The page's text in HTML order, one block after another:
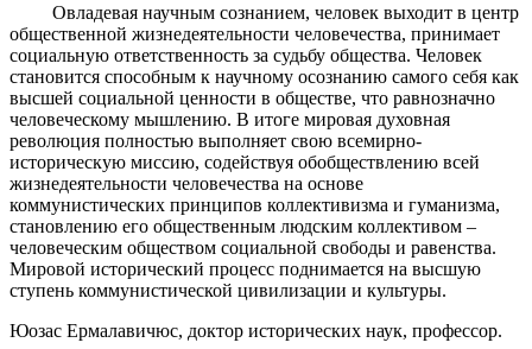
Овладевая научным сознанием, человек выходит в центр
общественной жизнедеятельности человечества, принимает
социальную ответственность за судьбу общества. Человек
становится способным к научному осознанию самого себя как
высшей социальной ценности в обществе, что равнозначно
человеческому мышлению. В итоге мировая духовная
революция полностью выполняет свою всемирно-
историческую миссию, содействуя обобществлению всей
жизнедеятельности человечества на основе
коммунистических принципов коллективизма и гуманизма,
становлению его общественным людским коллективом –
человеческим обществом социальной свободы и равенства.
Мировой исторический процесс поднимается на высшую
ступень коммунистической цивилизации и культуры.
Юозас Ермалавичюс, доктор исторических наук, профессор.